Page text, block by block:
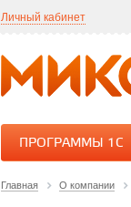
Личный кабинет
ПРОГРАММЫ 1С
Главная О компании